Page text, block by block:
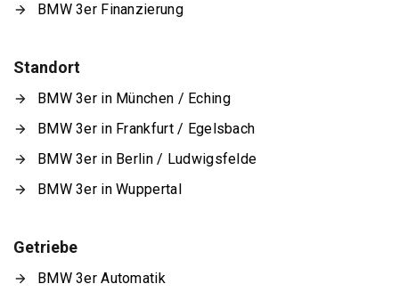
BMW 3er Finanzierung
Standort
BMW 3er in München / Eching
BMW 3er in Frankfurt / Egelsbach
BMW 3er in Berlin / Ludwigsfelde
BMW 3er in Wuppertal
Getriebe
BMW 3er Automatik